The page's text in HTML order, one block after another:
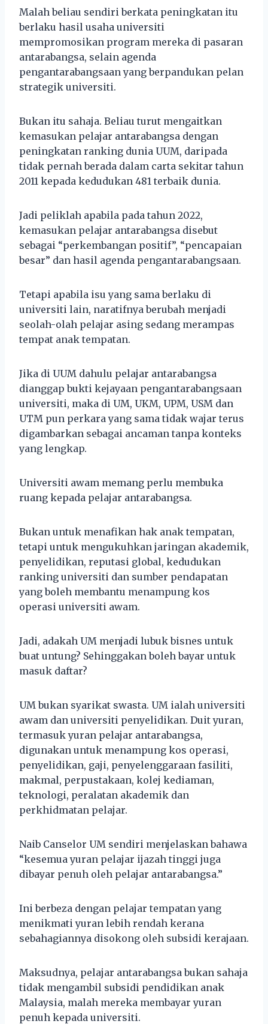
Malah beliau sendiri berkata peningkatan itu
berlaku hasil usaha universiti
mempromosikan program mereka di pasaran
antarabangsa, selain agenda
pengantarabangsaan yang berpandukan pelan
strategik universiti.
Bukan itu sahaja. Beliau turut mengaitkan
kemasukan pelajar antarabangsa dengan
peningkatan ranking dunia UUM, daripada
tidak pernah berada dalam carta sekitar tahun
2011 kepada kedudukan 481 terbaik dunia.
Jadi peliklah apabila pada tahun 2022,
kemasukan pelajar antarabangsa disebut
sebagai “perkembangan positif”, “pencapaian
besar” dan hasil agenda pengantarabangsaan.
Tetapi apabila isu yang sama berlaku di
universiti lain, naratifnya berubah menjadi
seolah-olah pelajar asing sedang merampas
tempat anak tempatan.
Jika di UUM dahulu pelajar antarabangsa
dianggap bukti kejayaan pengantarabangsaan
universiti, maka di UM, UKM, UPM, USM dan
UTM pun perkara yang sama tidak wajar terus
digambarkan sebagai ancaman tanpa konteks
yang lengkap.
Universiti awam memang perlu membuka
ruang kepada pelajar antarabangsa.
Bukan untuk menafikan hak anak tempatan,
tetapi untuk mengukuhkan jaringan akademik,
penyelidikan, reputasi global, kedudukan
ranking universiti dan sumber pendapatan
yang boleh membantu menampung kos
operasi universiti awam.
Jadi, adakah UM menjadi lubuk bisnes untuk
buat untung? Sehinggakan boleh bayar untuk
masuk daftar?
UM bukan syarikat swasta. UM ialah universiti
awam dan universiti penyelidikan. Duit yuran,
termasuk yuran pelajar antarabangsa,
digunakan untuk menampung kos operasi,
penyelidikan, gaji, penyelenggaraan fasiliti,
makmal, perpustakaan, kolej kediaman,
teknologi, peralatan akademik dan
perkhidmatan pelajar.
Naib Canselor UM sendiri menjelaskan bahawa
“kesemua yuran pelajar ijazah tinggi juga
dibayar penuh oleh pelajar antarabangsa.”
Ini berbeza dengan pelajar tempatan yang
menikmati yuran lebih rendah kerana
sebahagiannya disokong oleh subsidi kerajaan.
Maksudnya, pelajar antarabangsa bukan sahaja
tidak mengambil subsidi pendidikan anak
Malaysia, malah mereka membayar yuran
penuh kepada universiti.